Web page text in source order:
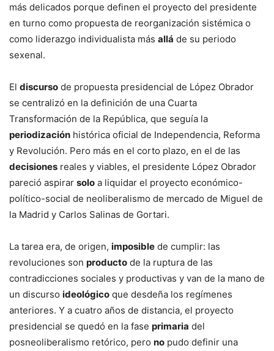
más delicados porque definen el proyecto del presidente
en turno como propuesta de reorganización sistémica o
como liderazgo individualista más allá de su periodo
sexenal.
El discurso de propuesta presidencial de López Obrador
se centralizó en la definición de una Cuarta
Transformación de la República, que seguía la
periodización histórica oficial de Independencia, Reforma
y Revolución. Pero más en el corto plazo, en el de las
decisiones reales y viables, el presidente López Obrador
pareció aspirar solo a liquidar el proyecto económico-
político-social de neoliberalismo de mercado de Miguel de
la Madrid y Carlos Salinas de Gortari.
La tarea era, de origen, imposible de cumplir: las
revoluciones son producto de la ruptura de las
contradicciones sociales y productivas y van de la mano de
un discurso ideológico que desdeña los regímenes
anteriores. Y a cuatro años de distancia, el proyecto
presidencial se quedó en la fase primaria del
posneoliberalismo retórico, pero no pudo definir una